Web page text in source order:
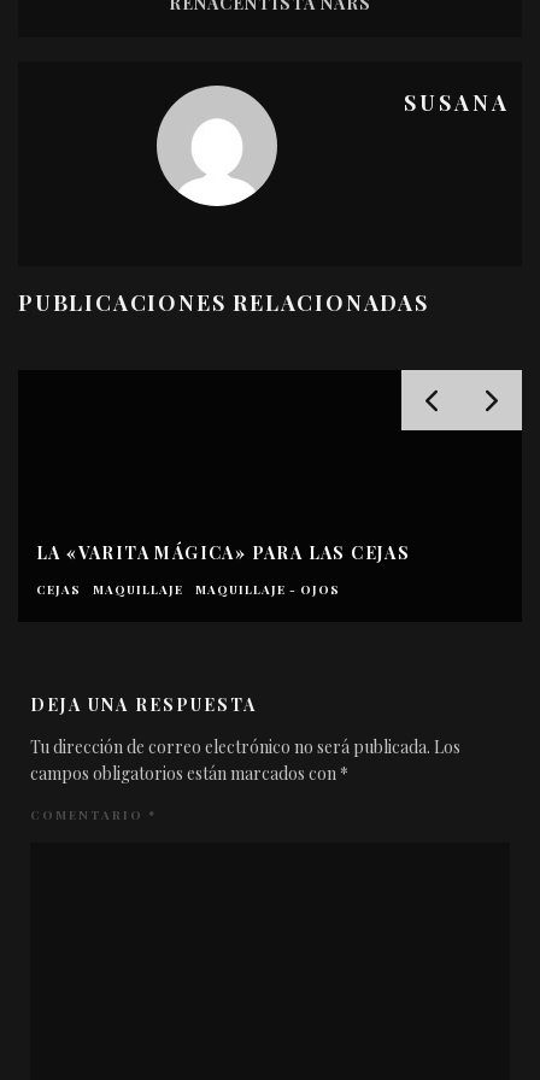
SUSANA
PUBLICACIONES RELACIONADAS
LA «VARITA MÁGICA» PARA LAS CEJAS
CEJAS MAQUILLAJE MAQUILLAJE - OJOS
DEJA UNA RESPUESTA
Tu dirección de correo electrónico no será publicada. Los
campos obligatorios están marcados con *
COMENTARIO *